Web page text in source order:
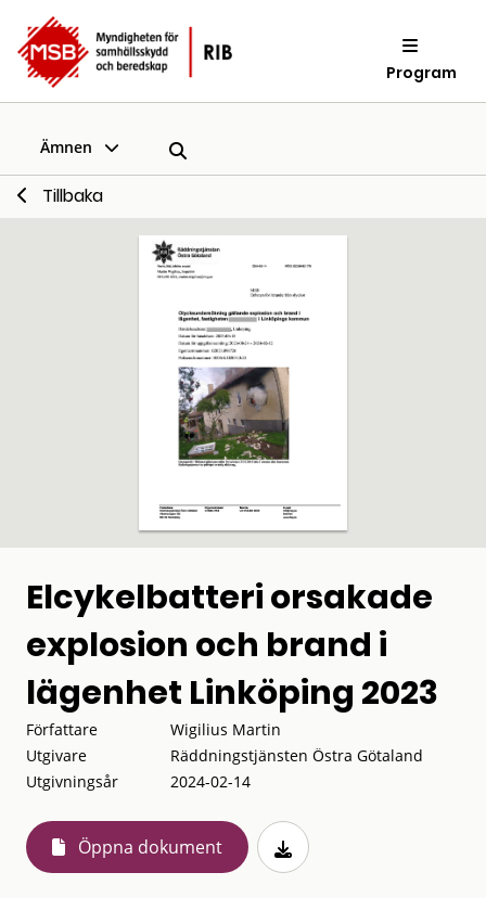
Program
Ämnen
Tillbaka
Elcykelbatteri orsakade
explosion och brand i
lägenhet Linköping 2023
Författare
Wigilius Martin
Utgivare
Räddningstjänsten Östra Götaland
Utgivningsår
2024-02-14
Öppna dokument